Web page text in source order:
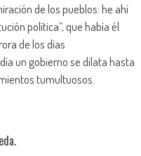
de los pueblos: he ahí
política”, que había él
de los días
un gobierno se dilata hasta
tumultuosos.